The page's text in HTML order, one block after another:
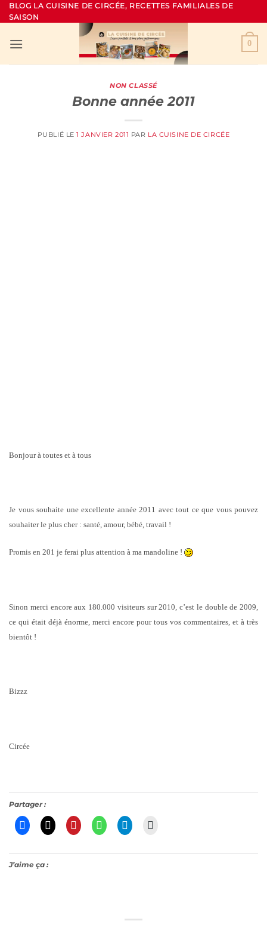
Passer
au
BLOG LA CUISINE DE CIRCÉE, RECETTES FAMILIALES DE
SAISON
0
NON CLASSÉ
Bonne année 2011
PUBLIÉ LE1 JANVIER 2011 PAR LA CUISINE DE CIRCÉE
Bonjour à toutes et à tous
Je vous souhaite une excellente année 2011 avec tout ce que vous pouvez
souhaiter le plus cher : santé, amour, bébé, travail !
Promis en 201 je ferai plus attention à ma mandoline !
Sinon merci encore aux 180.000 visiteurs sur 2010, c’est le double de 2009,
ce qui était déjà énorme, merci encore pour tous vos commentaires, et à très
bientôt !
Bizzz
Circée
Partager :
J’aime ça :